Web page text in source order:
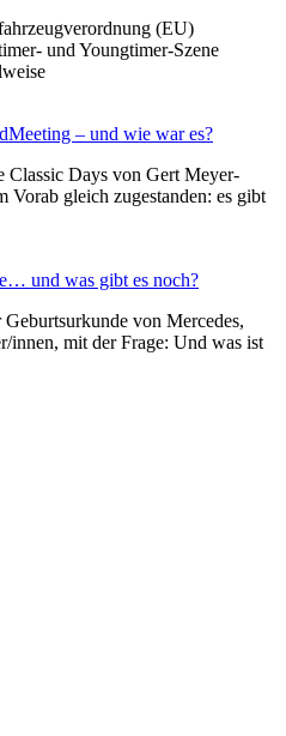
(EU)
und Youngtimer-Szene
– und wie war es?
Classic Days von Gert Meyer-
Vorab gleich zugestanden: es gibt
und was gibt es noch?
von Mercedes,
innen, mit der Frage: Und was ist